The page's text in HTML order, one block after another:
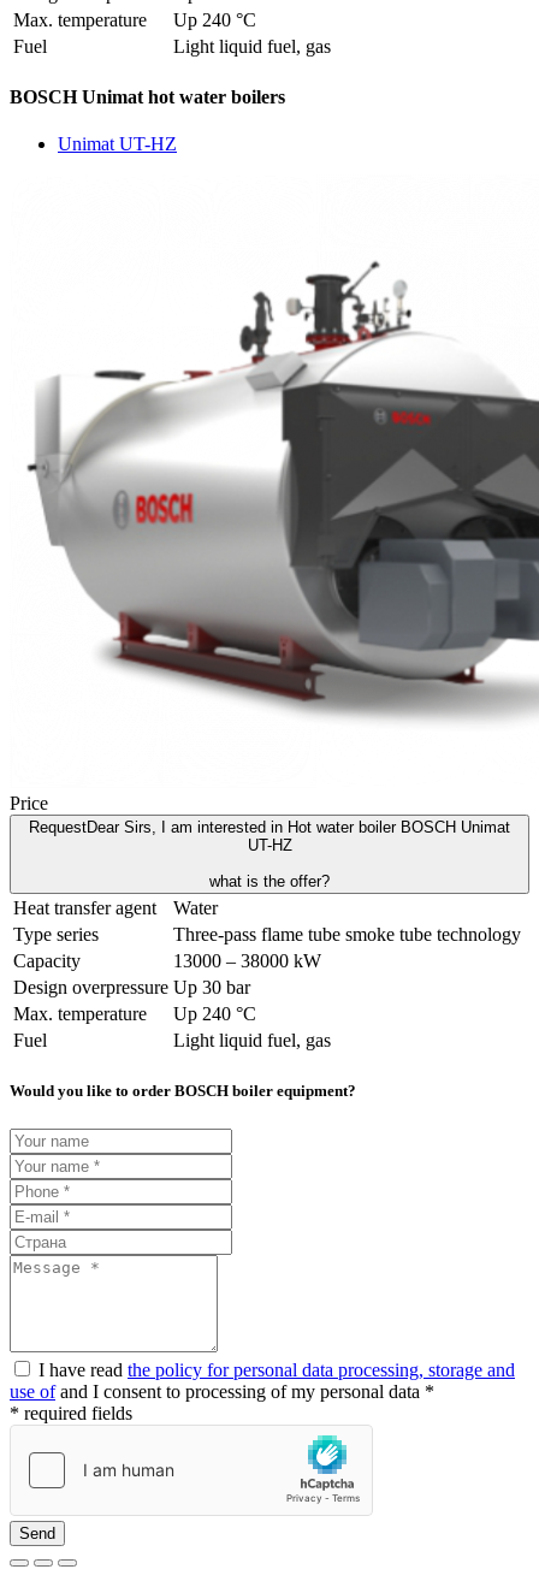
Max. temperature
Up 240 °C
Fuel
Light liquid fuel, gas
BOSCH Unimat hot water boilers
Unimat UT-HZ
Price
RequestDear Sirs, I am interested in Hot water boiler BOSCH Unimat
UT-HZ
what is the offer?
Heat transfer agent
Water
Type series
Three-pass flame tube smoke tube technology
Capacity
13000 – 38000 kW
Design overpressure Up 30 bar
Max. temperature
Up 240 °C
Fuel
Light liquid fuel, gas
Would you like to order BOSCH boiler equipment?
I have read the policy for personal data processing, storage and
use ofand I consent to processing of my personal data *
* required fields
Send